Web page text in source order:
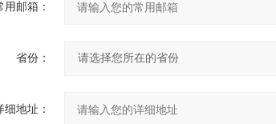
用邮箱：
省份：
细地址：